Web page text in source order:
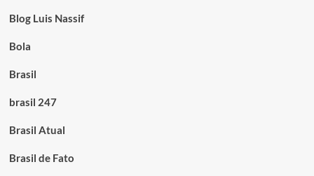
Blog Luis Nassif
Bola
Brasil
brasil 247
Brasil Atual
Brasil de Fato